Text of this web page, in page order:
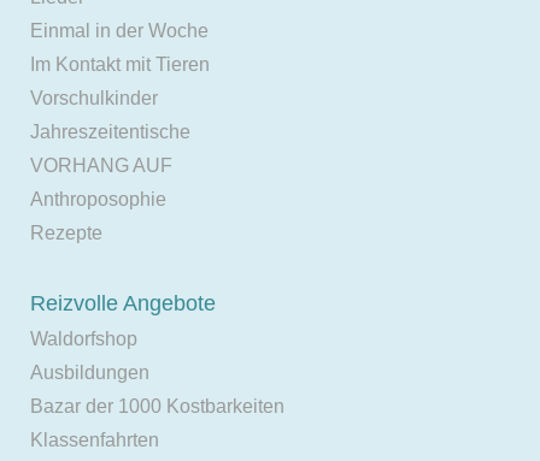
Einmal in der Woche
Im Kontakt mit Tieren
Vorschulkinder
Jahreszeitentische
VORHANG AUF
Anthroposophie
Rezepte
Reizvolle Angebote
Waldorfshop
Ausbildungen
Bazar der 1000 Kostbarkeiten
Klassenfahrten